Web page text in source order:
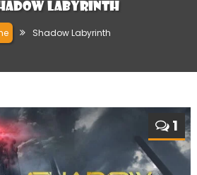
Labyrinth
Shadow Labyrinth
1